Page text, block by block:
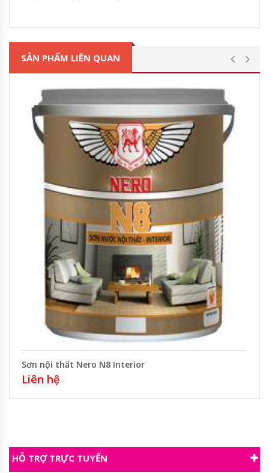
SẢN PHẨM LIÊN QUAN
Sơn nội thất Nero N8 Interior
Liên hệ
HỖ TRỢ TRỰC TUYẾN